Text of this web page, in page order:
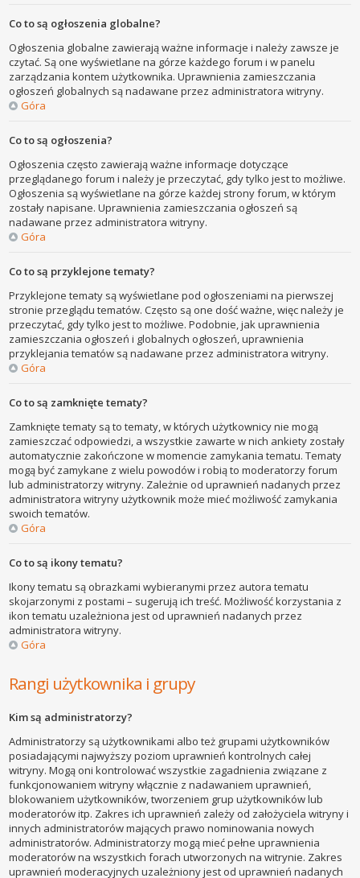
Co to są ogłoszenia globalne?
Ogłoszenia globalne zawierają ważne informacje i należy zawsze je
czytać. Są one wyświetlane na górze każdego forum i w panelu
zarządzania kontem użytkownika. Uprawnienia zamieszczania
ogłoszeń globalnych są nadawane przez administratora witryny.
Góra
Co to są ogłoszenia?
Ogłoszenia często zawierają ważne informacje dotyczące
przeglądanego forum i należy je przeczytać, gdy tylko jest to możliwe.
Ogłoszenia są wyświetlane na górze każdej strony forum, w którym
zostały napisane. Uprawnienia zamieszczania ogłoszeń są
nadawane przez administratora witryny.
Góra
Co to są przyklejone tematy?
Przyklejone tematy są wyświetlane pod ogłoszeniami na pierwszej
stronie przeglądu tematów. Często są one dość ważne, więc należy je
przeczytać, gdy tylko jest to możliwe. Podobnie, jak uprawnienia
zamieszczania ogłoszeń i globalnych ogłoszeń, uprawnienia
przyklejania tematów są nadawane przez administratora witryny.
Góra
Co to są zamknięte tematy?
Zamknięte tematy są to tematy, w których użytkownicy nie mogą
zamieszczać odpowiedzi, a wszystkie zawarte w nich ankiety zostały
automatycznie zakończone w momencie zamykania tematu. Tematy
mogą być zamykane z wielu powodów i robią to moderatorzy forum
lub administratorzy witryny. Zależnie od uprawnień nadanych przez
administratora witryny użytkownik może mieć możliwość zamykania
swoich tematów.
Góra
Co to są ikony tematu?
Ikony tematu są obrazkami wybieranymi przez autora tematu
skojarzonymi z postami – sugerują ich treść. Możliwość korzystania z
ikon tematu uzależniona jest od uprawnień nadanych przez
administratora witryny.
Góra
Rangi użytkownika i grupy
Kim są administratorzy?
Administratorzy są użytkownikami albo też grupami użytkowników
posiadającymi najwyższy poziom uprawnień kontrolnych całej
witryny. Mogą oni kontrolować wszystkie zagadnienia związane z
funkcjonowaniem witryny włącznie z nadawaniem uprawnień,
blokowaniem użytkowników, tworzeniem grup użytkowników lub
moderatorów itp. Zakres ich uprawnień zależy od założyciela witryny i
innych administratorów mających prawo nominowania nowych
administratorów. Administratorzy mogą mieć pełne uprawnienia
moderatorów na wszystkich forach utworzonych na witrynie. Zakres
uprawnień moderacyjnych uzależniony jest od uprawnień nadanych